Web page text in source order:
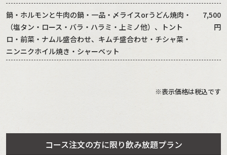
鍋・ホルモンと牛肉の鍋・一品・〆ライスorうどん焼肉・
（塩タン・ロース・バラ・ハラミ・上ミノ他）、トント
ロ・前菜・ナムル盛合わせ、キムチ盛合わせ・チシャ菜・
ニンニクホイル焼き・シャーベット
7,500
円
※表示価格は税込です
コース注文の方に限り飲み放題プラン